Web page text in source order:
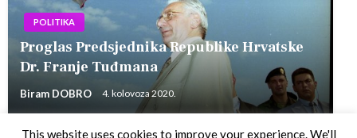
POLITIKA
Proglas Predsjednika Republike Hrvatske
Dr. Franje Tuđmana
Biram DOBRO 4. kolovoza 2020.
This website uses cookies to improve your experience. We'll